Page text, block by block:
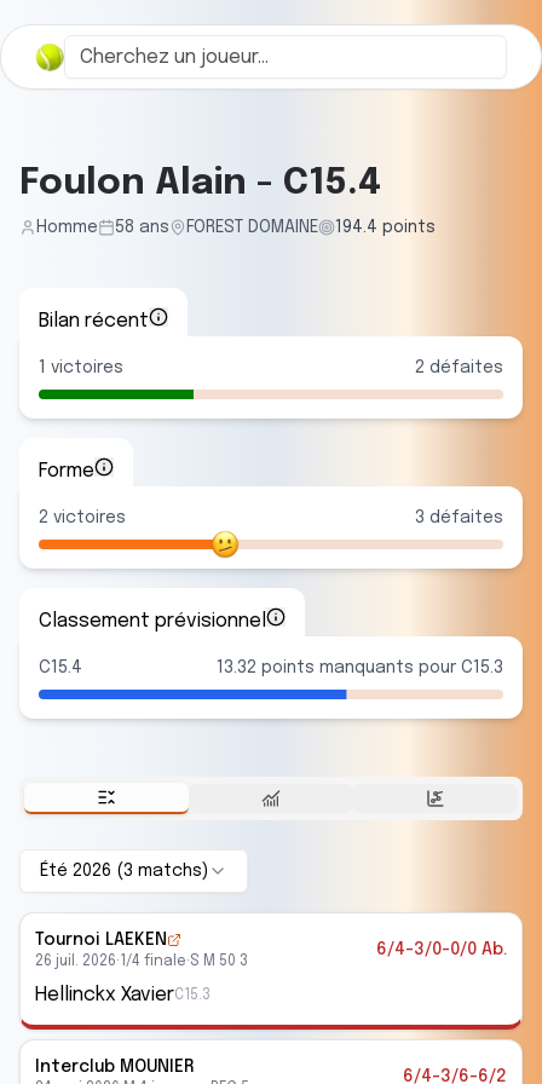
Foulon Alain - C15.4
Homme 58 ans FOREST DOMAINE 194.4 points
Bilan récent
victoires 2 défaites
Forme
2 victoires 3 défaites
Classement prévisionnel
C15.4 13.32 points manquants pour C15.3
Été 2026 (3 matchs )
Tournoi LAEKEN
26 juil. 2026· 1/4 finale·S M 50 3
6/4-3/0-0/0 Ab.
Hellinckx XavierC15.3
Interclub MOUNIER
6/4-3/6-6/2